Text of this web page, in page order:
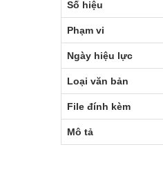
Số hiệu
Phạm vi
Ngày hiệu lực
Loại văn bản
File đính kèm
Mô tả